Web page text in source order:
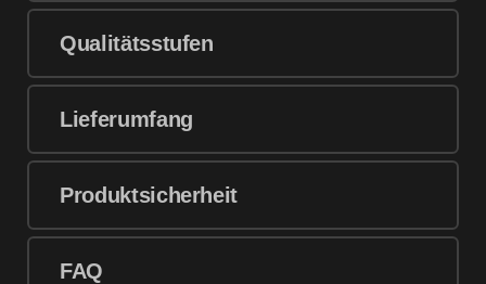
Qualitätsstufen
Lieferumfang
Produktsicherheit
FAQ